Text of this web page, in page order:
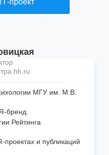
проект
hh.ru
МГУ им. М.В.
бренд
Рейтинга
проектах и публикаций